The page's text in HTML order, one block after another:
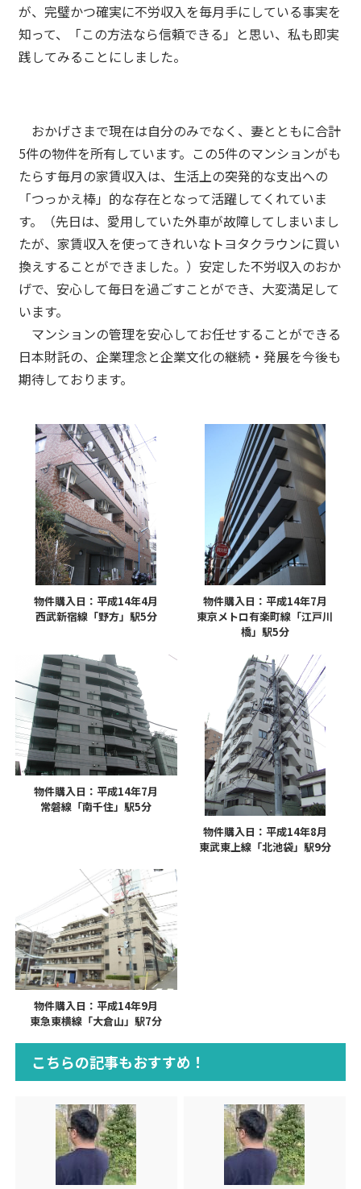
が、完璧かつ確実に不労収入を毎月手にしている事実を
知って、「この方法なら信頼できる」と思い、私も即実
践してみることにしました。
おかげさまで現在は自分のみでなく、妻とともに合計
5件の物件を所有しています。この5件のマンションがも
たらす毎月の家賃収入は、生活上の突発的な支出への
「つっかえ棒」的な存在となって活躍してくれていま
す。（先日は、愛用していた外車が故障してしまいまし
たが、家賃収入を使ってきれいなトヨタクラウンに買い
換えすることができました。）安定した不労収入のおか
げで、安心して毎日を過ごすことができ、大変満足して
います。
マンションの管理を安心してお任せすることができる
日本財託の、企業理念と企業文化の継続・発展を今後も
期待しております。
物件購入日：平成14年4月
西武新宿線「野方」駅5分
物件購入日：平成14年7月
東京メトロ有楽町線「江戸川
橋」駅5分
物件購入日：平成14年7月
常磐線「南千住」駅5分
物件購入日：平成14年8月
東武東上線「北池袋」駅9分
物件購入日：平成14年9月
東急東横線「大倉山」駅7分
こちらの記事もおすすめ！